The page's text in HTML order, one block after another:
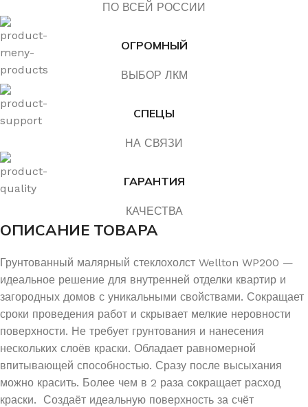
ПО ВСЕЙ РОССИИ
ОГРОМНЫЙ
ВЫБОР ЛКМ
СПЕЦЫ
НА СВЯЗИ
ГАРАНТИЯ
КАЧЕСТВА
ОПИСАНИЕ ТОВАРА
Грунтованный малярный стеклохолст Wellton WP200 —
идеальное решение для внутренней отделки квартир и
загородных домов с уникальными свойствами. Сокращает
сроки проведения работ и скрывает мелкие неровности
поверхности. Не требует грунтования и нанесения
нескольких слоёв краски. Обладает равномерной
впитывающей способностью. Сразу после высыхания
можно красить. Более чем в 2 раза сокращает расход
краски. Создаёт идеальную поверхность за счёт